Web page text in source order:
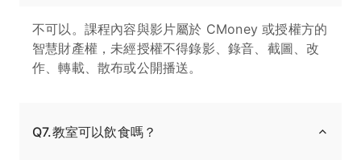
不可以。課程內容與影片屬於 CMoney 或授權方的
智慧財產權，未經授權不得錄影、錄音、截圖、改
作、轉載、散布或公開播送。
Q7.教室可以飲食嗎？